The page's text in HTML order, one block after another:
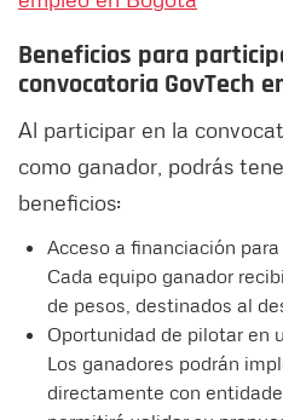
Beneficios para
convocatoria GovTech
Al participar en la
como ganador, podrás
beneficios:
Acceso a financiación
Cada equipo ganador
de pesos, destinados al
Oportunidad de pilotar en
Los ganadores podrán
directamente con